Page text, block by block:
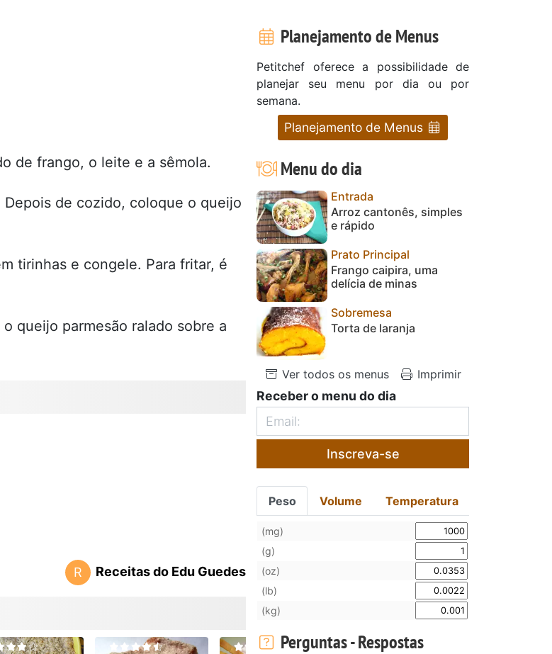
de frango, o leite e a sêmola.
de cozido, coloque o queijo
tirinhas e congele. Para fritar, é
queijo parmesão ralado sobre a
R Receitas do Edu Guedes
Planejamento de Menus
Petitchef oferece a possibilidade de
planejar seu menu por dia ou por
semana.
Planejamento de Menus
Menu do dia
Entrada
Arroz cantonês, simples
e rápido
Prato Principal
Frango caipira, uma
delícia de minas
Sobremesa
Torta de laranja
Ver todos os menus Imprimir
Receber o menu do dia
Inscreva-se
Peso Volume Temperatura
(mg)
(g)
(oz)
(lb)
(kg)
Perguntas - Respostas